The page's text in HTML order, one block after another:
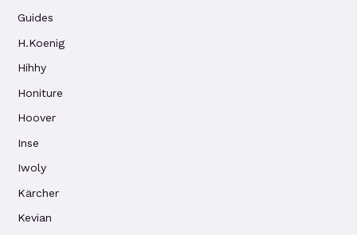
Guides
H.Koenig
Hihhy
Honiture
Hoover
Inse
Iwoly
Kärcher
Kevian